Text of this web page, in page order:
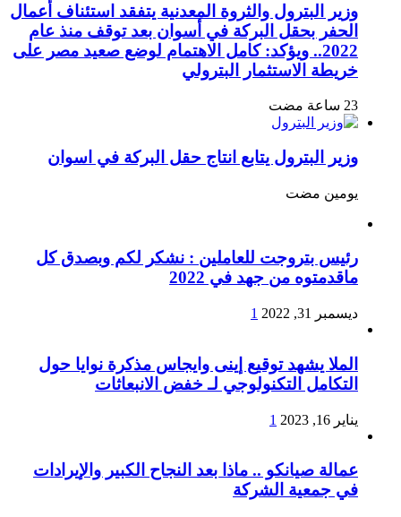
وزير البترول والثروة المعدنية يتفقد استئناف أعمال
الحفر بحقل البركة في أسوان بعد توقف منذ عام
2022.. ويؤكد: كامل الاهتمام لوضع صعيد مصر على
خريطة الاستثمار البترولي
وزير البترول يتابع انتاج حقل البركة في اسوان
‏يومين مضت
رئيس بتروجت للعاملين : نشكر لكم وبصدق كل
ماقدمتوه من جهد في 2022
ديسمبر 31, 2022 1
الملا يشهد توقيع إينى وايجاس مذكرة نوايا حول
التكامل التكنولوجي لـ خفض الانبعاثات
يناير 16, 2023 1
عمالة صيانكو .. ماذا بعد النجاح الكبير والإيرادات
في جمعية الشركة